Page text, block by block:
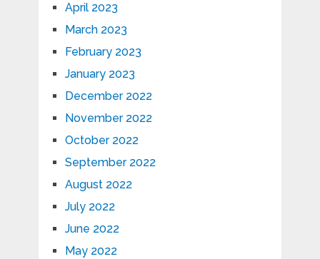
April 2023
March 2023
February 2023
January 2023
December 2022
November 2022
October 2022
September 2022
August 2022
July 2022
June 2022
May 2022